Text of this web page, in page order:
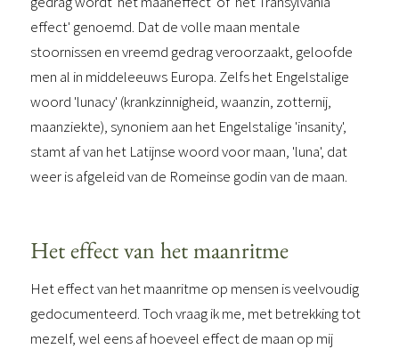
effect' genoemd. Dat de volle maan mentale
stoornissen en vreemd gedrag veroorzaakt, geloofde
men al in middeleeuws Europa. Zelfs het Engelstalige
woord 'lunacy' (krankzinnigheid, waanzin, zotternij,
maanziekte), synoniem aan het Engelstalige 'insanity',
stamt af van het Latijnse woord voor maan, 'luna', dat
weer is afgeleid van de Romeinse godin van de maan.
Het effect van het maanritme
Het effect van het maanritme op mensen is veelvoudig
gedocumenteerd. Toch vraag ik me, met betrekking tot
mezelf, wel eens af hoeveel effect de maan op mij